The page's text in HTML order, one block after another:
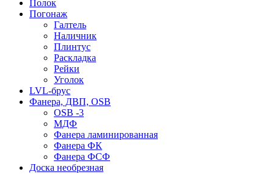
Полок
Погонаж
Галтель
Наличник
Плинтус
Раскладка
Рейки
Уголок
LVL-брус
Фанера, ДВП, OSB
OSB -3
МДФ
Фанера ламинированная
Фанера ФК
Фанера ФСФ
Доска необрезная